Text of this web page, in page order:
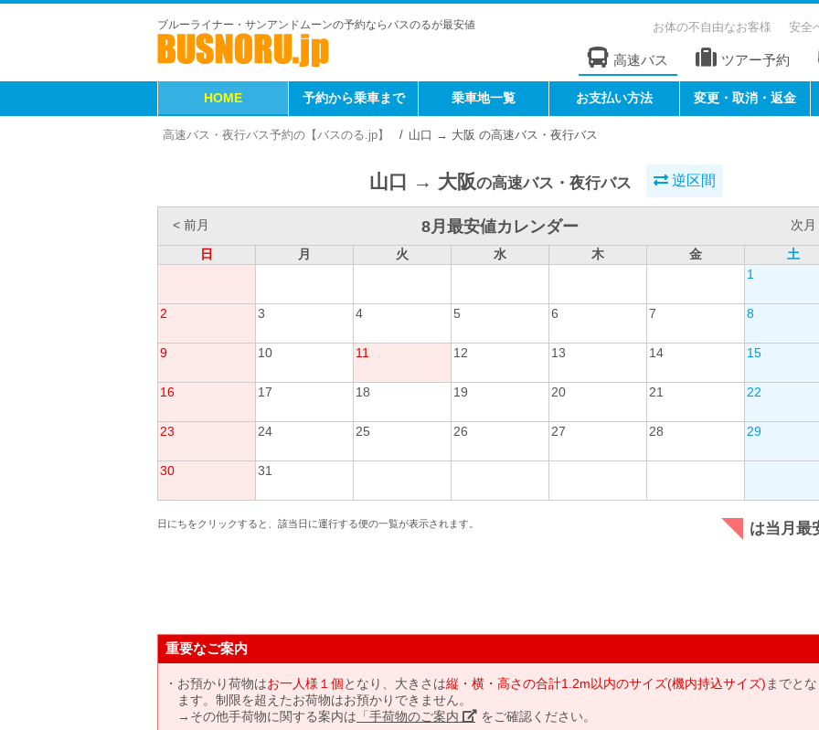
ブルーライナー・サンアンドムーンの予約ならバスのるが最安値 お体の不自由なお客様 安全
高速バス ツアー予約
HOME 予約から乗車まで 乗車地一覧 お支払い方法 変更・取消・返金
高速バス・夜行バス予約の【バスのる.jp】 山口 → 大阪 の高速バス・夜行バス
山口 → 大阪の高速バス・夜行バス 逆区間
< 前月 8月最安値カレンダー
次月
日
月 火 水 木 金
土
1
2 3 4 5 6 7 8
9 10 11 12 13 14 15
16 17 18 19 20 21 22
23 24 25 26 27 28 29
30 31
日にちをクリックすると、該当日に運行する便の一覧が表示されます。 は当月最
重要なご案内
お預かり荷物はお一人様１個となり、大きさは縦・横・高さの合計1.2m以内のサイズ(機内持込サイズ) までと
ます。制限を超えたお荷物はお預かりできません。
→その他手荷物に関する案内は 「手荷物のご案内」 をご確認ください。